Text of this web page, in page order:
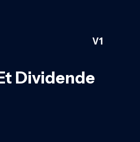
V1
Dividende